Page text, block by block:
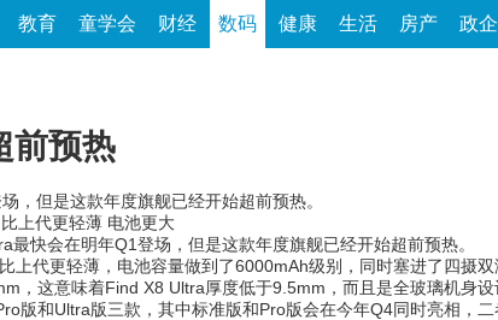
教育 童学会 财经 数码 健康 生活 房产 政企
前预热
，但是这款年度旗舰已经开始超前预热。
上代更轻薄 电池更大
快会在明年Q1登场，但是这款年度旗舰已经开始超前预热。
代更轻薄，电池容量做到了6000mAh级别，同时塞进了四摄双
这意味着Find X8 Ultra厚度低于9.5mm，而且是全玻璃机身设
和Ultra版三款，其中标准版和Pro版会在今年Q4同时亮相，